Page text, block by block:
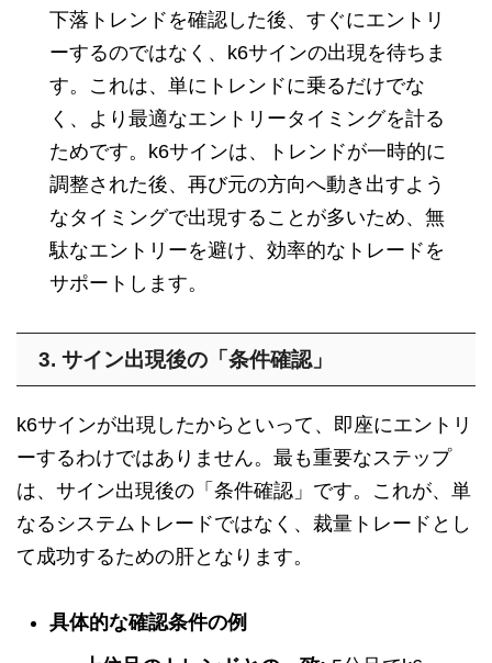
下落トレンドを確認した後、すぐにエントリ
ーするのではなく、k6サインの出現を待ちま
す。これは、単にトレンドに乗るだけでな
く、より最適なエントリータイミングを計る
ためです。k6サインは、トレンドが一時的に
調整された後、再び元の方向へ動き出すよう
なタイミングで出現することが多いため、無
駄なエントリーを避け、効率的なトレードを
サポートします。
3. サイン出現後の「条件確認」
k6サインが出現したからといって、即座にエントリ
ーするわけではありません。最も重要なステップ
は、サイン出現後の「条件確認」です。これが、単
なるシステムトレードではなく、裁量トレードとし
て成功するための肝となります。
具体的な確認条件の例